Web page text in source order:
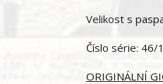
Velikost s
Číslo série: 46/
ORIGINÁLNÍ